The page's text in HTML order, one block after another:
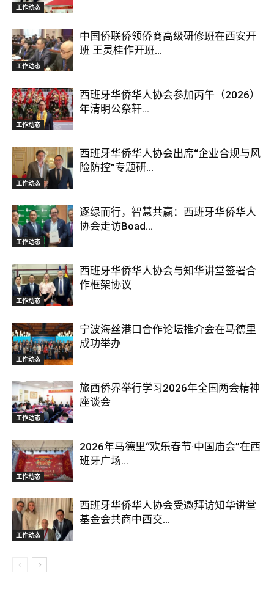
工作动态
工作动态
中国侨联侨领侨商高级研修班在西安开
班 王灵桂作开班...
工作动态
西班牙华侨华人协会参加丙午（2026）
年清明公祭轩...
工作动态
西班牙华侨华人协会出席“企业合规与风
险防控”专题研...
工作动态
逐绿而行，智慧共赢：西班牙华侨华人
协会走访Boad...
工作动态
西班牙华侨华人协会与知华讲堂签署合
作框架协议
工作动态
宁波海丝港口合作论坛推介会在马德里
成功举办
工作动态
旅西侨界举行学习2026年全国两会精神
座谈会
工作动态
2026年马德里“欢乐春节·中国庙会”在西
班牙广场...
工作动态
西班牙华侨华人协会受邀拜访知华讲堂
基金会共商中西交...